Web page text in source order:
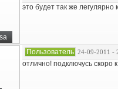
это будет так же легулярно
Пользователь 24-09-2011 -
отлично! подключусь скоро